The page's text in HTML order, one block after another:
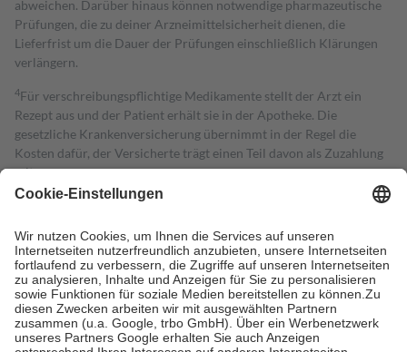
abweichen. Darüber hinaus können notwendige pharmazeutische
Prüfungen, die zu deiner Arzneimittelsicherheit dienen, die
Lieferfrist um die Dauer der Prüfungen einschließlich Klärungen
verlängern.
4Für verschreibungspflichtige Medikamente stellt der Arzt ein
Rezept aus und der Patient erhält sie in der Apotheke. Die
gesetzliche Krankenversicherung übernimmt in der Regel die
Kosten dafür, der Versicherte trägt einen Teil davon als Zuzahlung
mit.
Grundsätzlich leisten Mitglieder Zuzahlungen in Höhe von zehn
höchstens zehn Euro.
Es sind jedoch nie mehr als die tatsächlichen
Kosten der Leistung zu entrichten.
Diese Regeln gelten grundsätzlich auch für Online-Apotheken.
Bei Heilmitteln und häuslicher Krankenpflege beträgt die
Zuzahlung zehn Prozent der Kosten sowie zehn Euro je
Verordnung.
Um das Engagement der Versicherten für ihre eigene Gesundheit zu